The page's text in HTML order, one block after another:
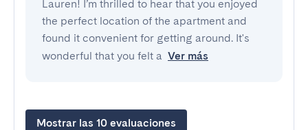
Lauren! I’m thrilled to hear that you enjoyed
the perfect location of the apartment and
found it convenient for getting around. It's
wonderful that you felt a Ver más
Mostrar las 10 evaluaciones